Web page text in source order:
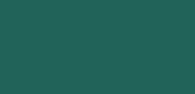
다릅니다. 현재 베트남에서 사
에산입니다.